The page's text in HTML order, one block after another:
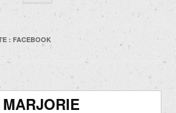
contenu
: FACEBOOK